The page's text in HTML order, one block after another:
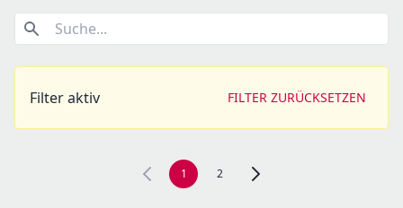
Suche...
Filter aktiv FILTER ZURÜCKSETZEN
1 2 Zur nächsten Seite, Seite 2